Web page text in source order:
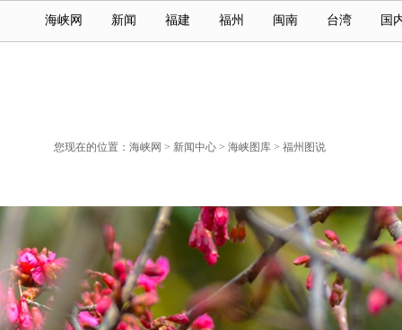
海峡网 新闻 福建 福州 闽南 台湾 国
您现在的位置： 海峡网 > 新闻中心 > 海峡图库 > 福州图说